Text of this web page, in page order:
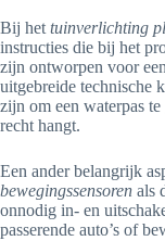
Bij het tuinverlichting
instructies die bij het
zijn ontworpen voor
uitgebreide technische
zijn om een waterpas
recht hangt.
Een ander belangrijk
bewegingssensoren als
onnodig in- en
passerende auto’s of